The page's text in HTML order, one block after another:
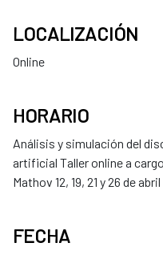
LOCALIZACIÓN
Online
HORARIO
Análisis y simulación del
artificial Taller online a
Mathov 12, 19, 21 y 26 de
FECHA